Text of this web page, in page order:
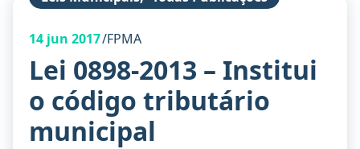
14 jun 2017 FPMA
Lei 0898-2013 – Institui
o código tributário
municipal